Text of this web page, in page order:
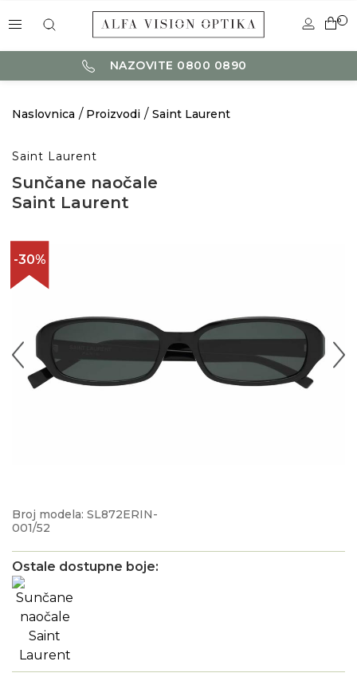
0
NAZOVITE 0800 0890
Naslovnica Proizvodi Saint Laurent
Saint Laurent
Sunčane naočale
Saint Laurent
-30%
Broj modela: SL872ERIN-
001/52
Ostale dostupne boje: